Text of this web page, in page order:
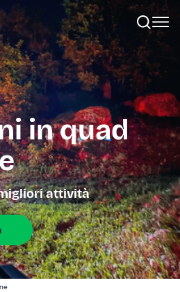
in quad
attività